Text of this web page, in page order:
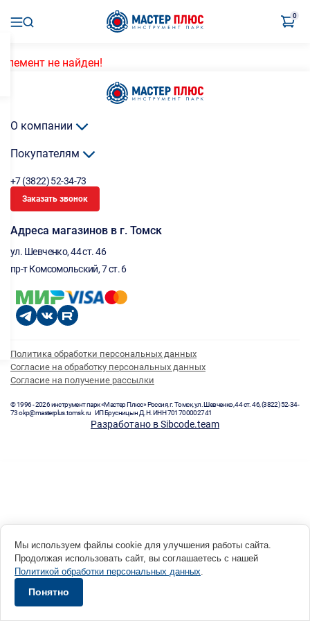
0
Элемент не найден!
О компании
Покупателям
+7 (3822) 52-34-73
Заказать звонок
Адреса магазинов в г. Томск
ул. Шевченко, 44 ст. 46
пр-т Комсомольский, 7 ст. 6
Политика обработки персональных данных
Согласие на обработку персональных данных
Согласие на получение рассылки
© 1996 - 2026 инструмент парк «Мастер Плюс» Россия, г. Томск, ул. Шевченко, 44 ст. 46, (3822) 52-34-
73 okp@masterplus.tomsk.ru ИП Брусницын Д.Н. ИНН 701700002741
Разработано в Sibcode.team
Мы используем файлы cookie для улучшения работы сайта.
Продолжая использовать сайт, вы соглашаетесь с нашей
Политикой обработки персональных данных.
Понятно